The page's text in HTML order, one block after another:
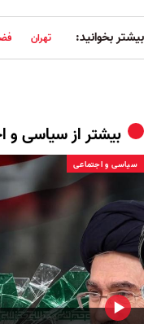
بیشتر بخوانید: تهران
بیشتر ازسیاسی و
سیاسی و اجتماعی